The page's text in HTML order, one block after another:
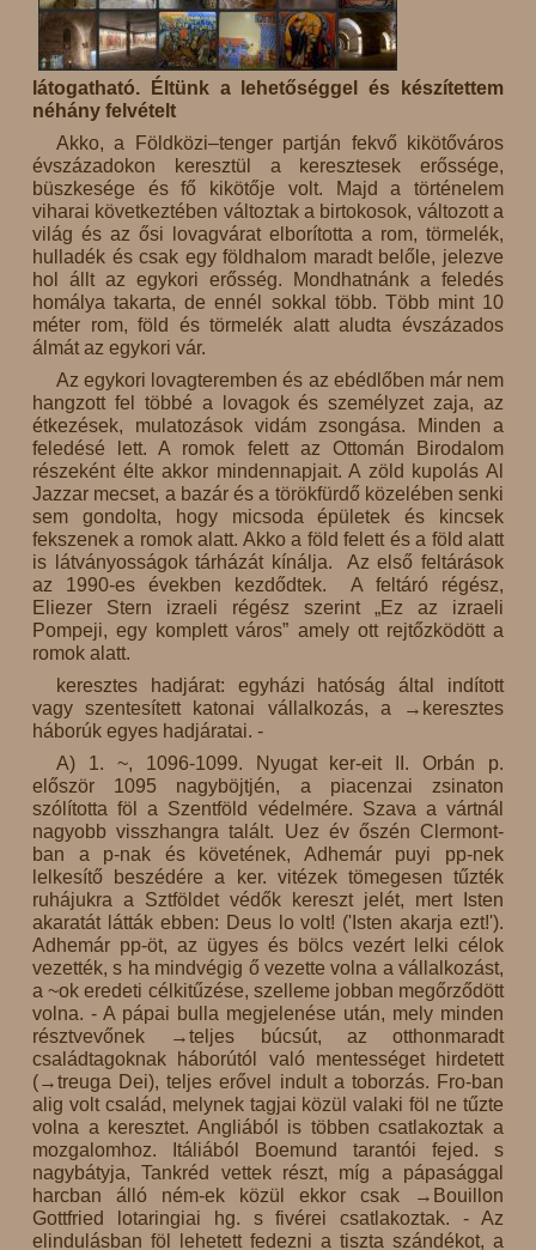
látogatható. Éltünk a lehetőséggel és készítettem
néhány felvételt
Akko, a Földközi–tenger partján fekvő kikötőváros
évszázadokon keresztül a keresztesek erőssége,
büszkesége és fő kikötője volt. Majd a történelem
viharai következtében változtak a birtokosok, változott a
világ és az ősi lovagvárat elborította a rom, törmelék,
hulladék és csak egy földhalom maradt belőle, jelezve
hol állt az egykori erősség. Mondhatnánk a feledés
homálya takarta, de ennél sokkal több. Több mint 10
méter rom, föld és törmelék alatt aludta évszázados
álmát az egykori vár.
Az egykori lovagteremben és az ebédlőben már nem
hangzott fel többé a lovagok és személyzet zaja, az
étkezések, mulatozások vidám zsongása. Minden a
feledésé lett. A romok felett az Ottomán Birodalom
részeként élte akkor mindennapjait. A zöld kupolás Al
Jazzar mecset, a bazár és a törökfürdő közelében senki
sem gondolta, hogy micsoda épületek és kincsek
fekszenek a romok alatt. Akko a föld felett és a föld alatt
is látványosságok tárházát kínálja. Az első feltárások
az 1990-es években kezdődtek. A feltáró régész,
Eliezer Stern izraeli régész szerint „Ez az izraeli
Pompeji, egy komplett város” amely ott rejtőzködött a
romok alatt.
keresztes hadjárat: egyházi hatóság által indított
vagy szentesített katonai vállalkozás, a →keresztes
háborúk egyes hadjáratai. -
A) 1. ~, 1096-1099. Nyugat ker-eit II. Orbán p.
először 1095 nagyböjtjén, a piacenzai zsinaton
szólította föl a Szentföld védelmére. Szava a vártnál
nagyobb visszhangra talált. Uez év őszén Clermont-
ban a p-nak és követének, Adhemár puyi pp-nek
lelkesítő beszédére a ker. vitézek tömegesen tűzték
ruhájukra a Sztföldet védők kereszt jelét, mert Isten
akaratát látták ebben: Deus lo volt! ('Isten akarja ezt!').
Adhemár pp-öt, az ügyes és bölcs vezért lelki célok
vezették, s ha mindvégig ő vezette volna a vállalkozást,
a ~ok eredeti célkitűzése, szelleme jobban megőrződött
volna. - A pápai bulla megjelenése után, mely minden
résztvevőnek →teljes búcsút, az otthonmaradt
családtagoknak háborútól való mentességet hirdetett
(→treuga Dei), teljes erővel indult a toborzás. Fro-ban
alig volt család, melynek tagjai közül valaki föl ne tűzte
volna a keresztet. Angliából is többen csatlakoztak a
mozgalomhoz. Itáliából Boemund tarantói fejed. s
nagybátyja, Tankréd vettek részt, míg a pápasággal
harcban álló ném-ek közül ekkor csak →Bouillon
Gottfried lotaringiai hg. s fivérei csatlakoztak. - Az
elindulásban föl lehetett fedezni a tiszta szándékot, a